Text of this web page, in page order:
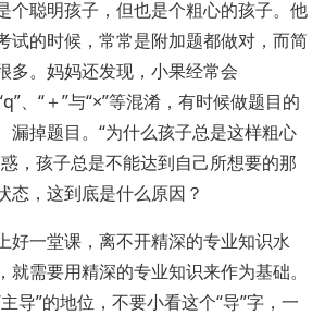
个聪明孩子，但也是个粗心的孩子。他
试的时候，常常是附加题都做对，而简
多。妈妈还发现，小果经常会
、“＋”与“×”等混淆，有时候做题目的
漏掉题目。“为什么孩子总是这样粗心
，孩子总是不能达到自己所想要的那
态，这到底是什么原因？
好一堂课，离不开精深的专业知识水
就需要用精深的专业知识来作为基础。
导”的地位，不要小看这个“导”字，一